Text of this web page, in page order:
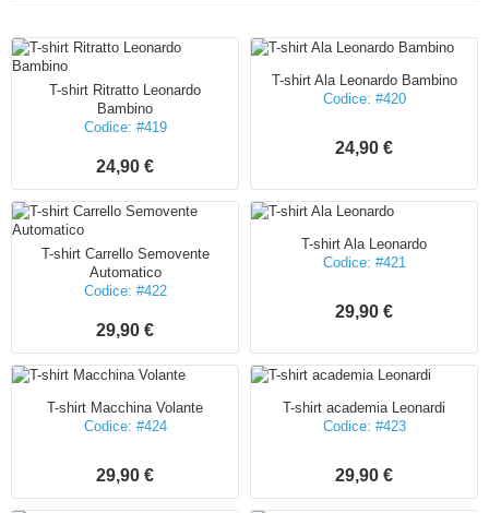
T-shirt Ritratto Leonardo
Bambino
Codice: #419
24,90 €
T-shirt Ala Leonardo Bambino
Codice: #420
24,90 €
T-shirt Carrello Semovente
Automatico
Codice: #422
29,90 €
T-shirt Ala Leonardo
Codice: #421
29,90 €
T-shirt Macchina Volante
Codice: #424
29,90 €
T-shirt academia Leonardi
Codice: #423
29,90 €